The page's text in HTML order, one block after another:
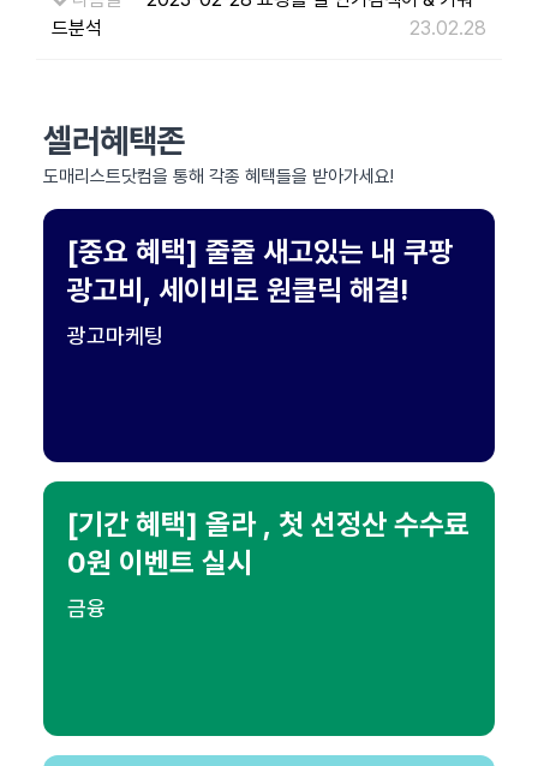
드분석
23.02.28
셀러혜택존
도매리스트닷컴을 통해 각종 혜택들을 받아가세요!
[중요 혜택] 줄줄 새고있는 내 쿠팡
광고비, 세이비로 원클릭 해결!
광고마케팅
[기간 혜택] 올라 , 첫 선정산 수수료
0원 이벤트 실시
금융